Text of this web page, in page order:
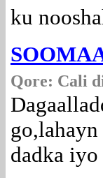
ku
Qore: Cali
go,lahayn
dadka